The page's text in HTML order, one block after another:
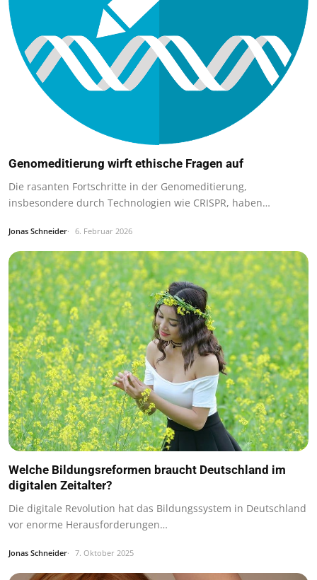
Genomeditierung wirft ethische Fragen auf
Die rasanten Fortschritte in der Genomeditierung,
insbesondere durch Technologien wie CRISPR, haben…
Jonas Schneider 6. Februar 2026
Welche Bildungsreformen braucht Deutschland im
digitalen Zeitalter?
Die digitale Revolution hat das Bildungssystem in Deutschland
vor enorme Herausforderungen…
Jonas Schneider 7. Oktober 2025